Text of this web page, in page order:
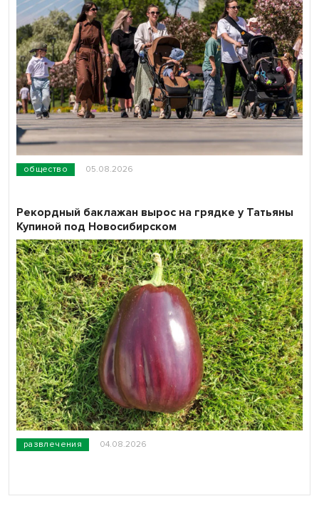
общество 05.08.2026
развлечения 04.08.2026
Рекордный баклажан вырос на грядке у Татьяны
Купиной под Новосибирском